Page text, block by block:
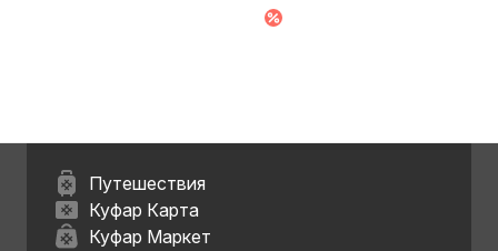
обл.
Путешествия
Куфар Карта
Куфар Маркет